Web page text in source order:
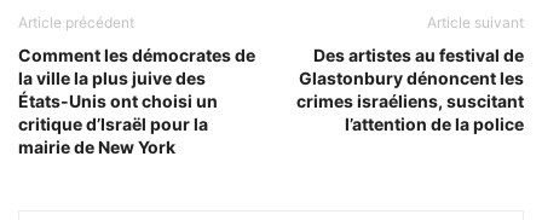
Article précédent
Comment les démocrates de
la ville la plus juive des
États-Unis ont choisi un
critique d’Israël pour la
mairie de New York
Article suivant
Des artistes au festival de
Glastonbury dénoncent les
crimes israéliens, suscitant
l’attention de la police